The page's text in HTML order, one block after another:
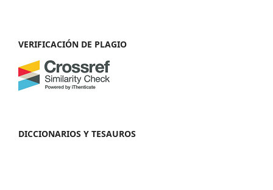
VERIFICACIÓN DE PLAGIO
DICCIONARIOS Y TESAUROS